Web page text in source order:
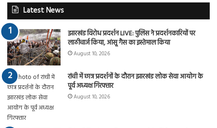
Latest News
झारखंड विरोध प्रदर्शन LIVE: पुलिस ने प्रदर्शनकारियों पर
लाठीचार्ज किया, आंसू गैस का इस्तेमाल किया
August 10, 2026
रांची में छात्र प्रदर्शनों के दौरान झारखंड लोक सेवा आयोग के
पूर्व अध्यक्ष गिरफ्तार
August 10, 2026